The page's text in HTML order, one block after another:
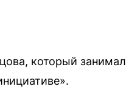
который занимал